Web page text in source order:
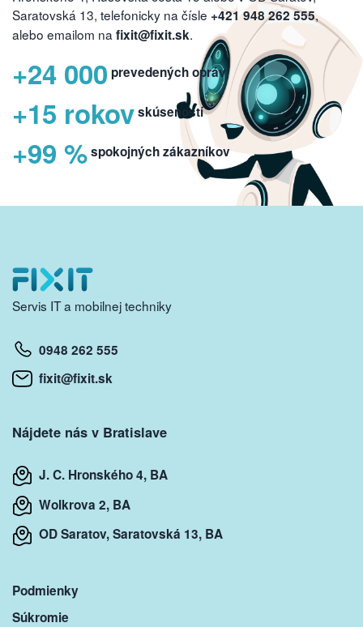
Saratovská 13, telefonicky na čísle +421 948 262 555,
alebo emailom na fixit@fixit.sk.
+24 000 prevedených opráv
+15 rokovskúseností
+99 %spokojných zákazníkov
Servis IT a mobilnej techniky
0948 262 555
fixit@fixit.sk
Nájdete nás v Bratislave
J. C. Hronského 4, BA
Wolkrova 2, BA
OD Saratov, Saratovská 13, BA
Podmienky
Súkromie